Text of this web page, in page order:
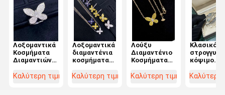
Λοξομαντικά
Κοσμήματα
Διαμαντιών
σύμβολο της
Καλύτερη τιμή
Λοξομαντικά
διαμαντένια
κοσμήματα
στρογγυλοκομμένα
Καλύτερη τιμή
Λούξυ
Διαμαντένιο
Κοσμήματα
Στύλινγκ
Καλύτερη τιμή
Κλασικό
στρογγυλό
κόψιμο
Καλύτερη